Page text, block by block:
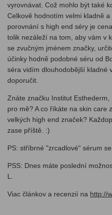
vyrovnávat. Což mohlo být také
Celkově hodnotím velmi kladně
porovnání s high end séry je
tolik nezáleží na tom, aby vám v
se zvučným jménem značky,
účinky hodně podobné séru od
séra vidím dlouhodobější kladné
doporučit.
Znáte značku Institut
pro mě? A co říkáte na skin care
velkých high end značek?
zase příště. :)
PS: stříbrné "zrcadlové" sérum
PSS: Dnes máte poslední
L.
Viac článkov a recenzií na http://